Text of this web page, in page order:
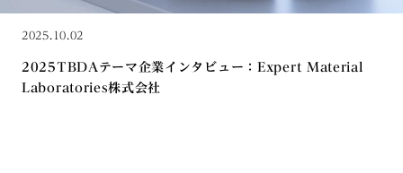
2025.10.02
2025TBDAテーマ企業インタビュー：Expert Material
Laboratories株式会社